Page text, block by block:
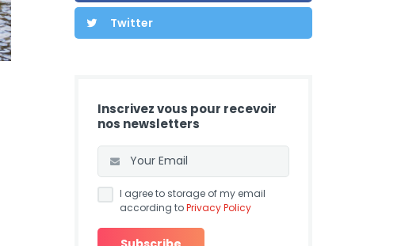
Twitter
Inscrivez vous pour recevoir
nos newsletters
I agree to storage of my email
according toPrivacy Policy